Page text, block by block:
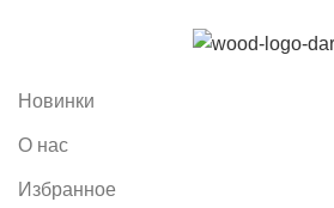
Новинки
О нас
Избранное